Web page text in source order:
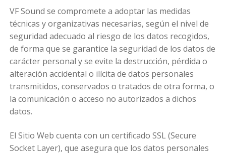
VF Sound se compromete a adoptar las medidas
técnicas y organizativas necesarias, según el nivel de
seguridad adecuado al riesgo de los datos recogidos,
de forma que se garantice la seguridad de los datos de
carácter personal y se evite la destrucción, pérdida o
alteración accidental o ilícita de datos personales
transmitidos, conservados o tratados de otra forma, o
la comunicación o acceso no autorizados a dichos
datos.
El Sitio Web cuenta con un certificado SSL (Secure
Socket Layer), que asegura que los datos personales